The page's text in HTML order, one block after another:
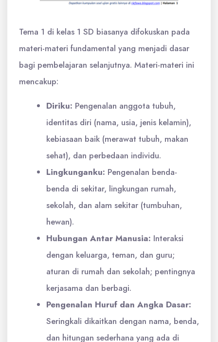
Tema 1 di kelas 1 SD biasanya difokuskan pada
materi-materi fundamental yang menjadi dasar
bagi pembelajaran selanjutnya. Materi-materi ini
mencakup:
Diriku: Pengenalan anggota tubuh,
identitas diri (nama, usia, jenis kelamin),
kebiasaan baik (merawat tubuh, makan
sehat), dan perbedaan individu.
Lingkunganku: Pengenalan benda-
benda di sekitar, lingkungan rumah,
sekolah, dan alam sekitar (tumbuhan,
hewan).
Hubungan Antar Manusia: Interaksi
dengan keluarga, teman, dan guru;
aturan di rumah dan sekolah; pentingnya
kerjasama dan berbagi.
Pengenalan Huruf dan Angka Dasar:
Seringkali dikaitkan dengan nama, benda,
dan hitungan sederhana yang ada di